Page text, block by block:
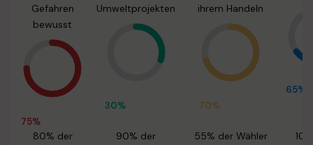
Gefahren
bewusst
75%
Umweltprojekten
30%
ihrem Handeln
70%
65%
80% der
90% der
55% der Wähler